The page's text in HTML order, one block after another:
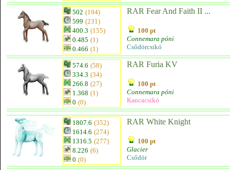
502 (194)
599 (231)
400.3 (155)
0.485 (1)
0.466 (1)
RAR Fear And Faith II ...
100 pt
Connemara póni
Csődörcsikó
574.6 (58)
334.3 (34)
266.8 (27)
1.368 (1)
0 (0)
RAR Furia KV
100 pt
Connemara póni
Kancacsikó
1807.6 (352)
1614.6 (274)
1316.5 (277)
8.226 (6)
0 (0)
RAR White Knight
100 pt
Glacier
Csődör